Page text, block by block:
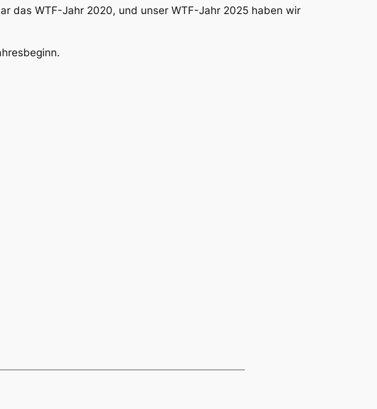
das WTF-Jahr 2020, und unser WTF-Jahr 2025 haben wir